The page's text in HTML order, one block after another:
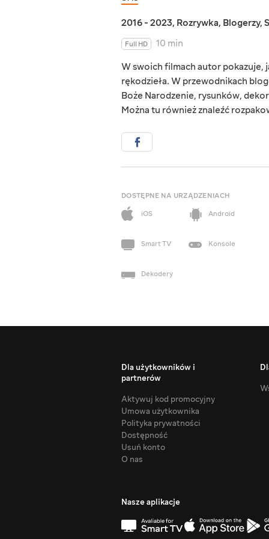
2016 - 2023, Rozrywka, Blogerzy,
Full HD
10 min
W swoich filmach autor pokazuje,
rękodzieła. W przewodnikach
Boże Narodzenie, rysunków,
Można tu również znaleźć
DOSTĘPNE NA URZĄDZENIACH
iOS
Android
Smart TV Konsole
Dekodery
Dla użytkowników i
partnerów
Aktywuj kod promocyjny
Umowa użytkownika
Polityka prywatności
Dostępność
Usuń konto
O nas
Nasze aplikacje